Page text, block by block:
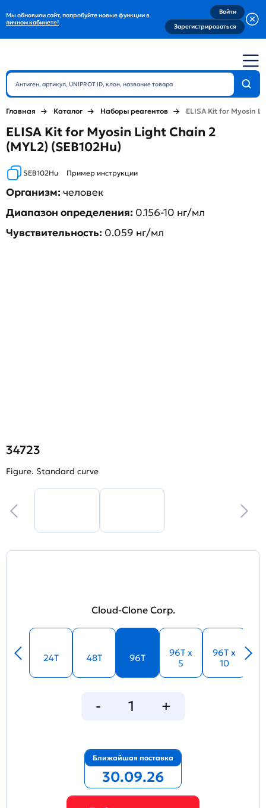
Мы обновили сайт, попробуйте новые функции в
личном кабинете!
Войти
Зарегистрироваться
Главная Каталог Наборы реагентов ELISA Kit for Myosin
ELISA Kit for Myosin Light Chain 2
(MYL2) (SEB102Hu)
SEB102Hu Пример инструкции
Организм:человек
Диапазон определения: 0.156-10 нг/мл
Чувствительность: 0.059 нг/мл
34723
Figure. Standard curve
Cloud-Clone Corp.
24T 48T 96T
96T x
5
96T x
10
Ближайшая поставка
30.09.26